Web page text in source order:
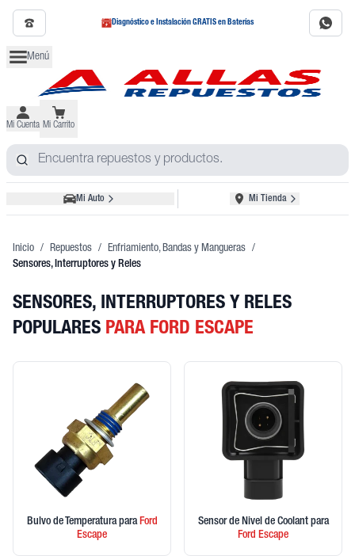
Diagnóstico e Instalación GRATIS en Baterías
Menú
Mi Cuenta Mi Carrito
Mi Auto Mi Tienda
Inicio / Repuestos / Enfriamiento, Bandas y Mangueras /
Sensores, Interruptores y Reles
SENSORES, INTERRUPTORES Y RELES
POPULARES PARA FORD ESCAPE
Bulvo de Temperatura paraFord
Escape
Sensor de Nivel de Coolant para
Ford Escape